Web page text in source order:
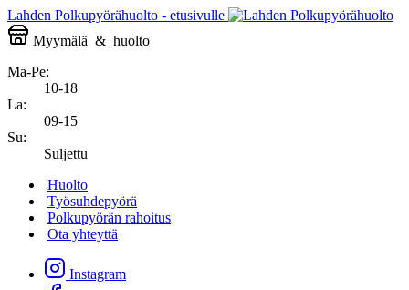
Lahden Polkupyörähuolto - etusivulle
Myymälä & huolto
Ma-Pe:
10-18
La:
09-15
Su:
Suljettu
Huolto
Työsuhdepyörä
Polkupyörän rahoitus
Ota yhteyttä
Instagram